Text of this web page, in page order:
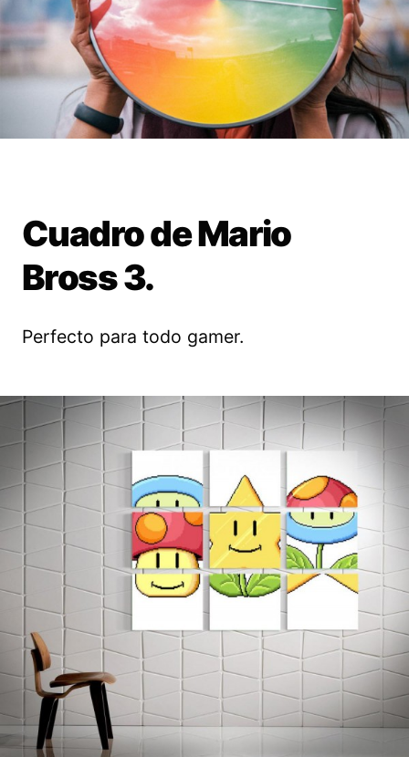
Cuadro de Mario
Bross 3.
Perfecto para todo gamer.